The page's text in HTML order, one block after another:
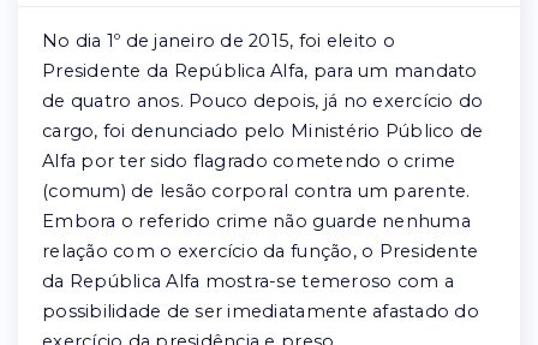
No dia 1º de janeiro de 2015, foi eleito o
Presidente da República Alfa, para um mandato
de quatro anos. Pouco depois, já no exercício do
cargo, foi denunciado pelo Ministério Público de
Alfa por ter sido flagrado cometendo o crime
(comum) de lesão corporal contra um parente.
Embora o referido crime não guarde nenhuma
relação com o exercício da função, o Presidente
da República Alfa mostra-se temeroso com a
possibilidade de ser imediatamente afastado do